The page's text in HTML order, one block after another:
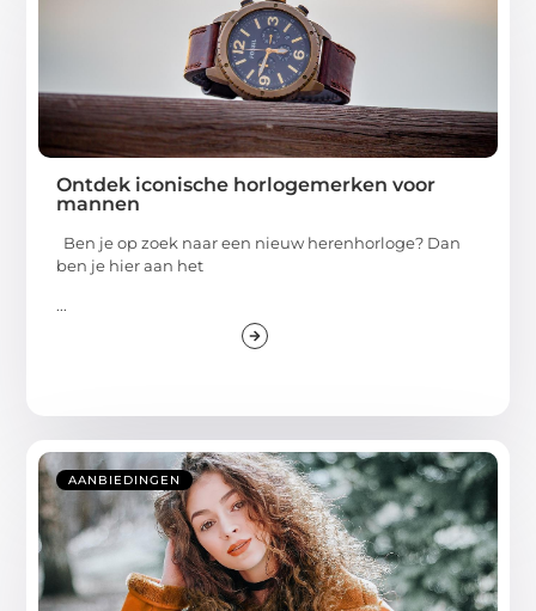
Ontdek iconische horlogemerken voor
mannen
Ben je op zoek naar een nieuw herenhorloge? Dan
ben je hier aan het
...
AANBIEDINGEN